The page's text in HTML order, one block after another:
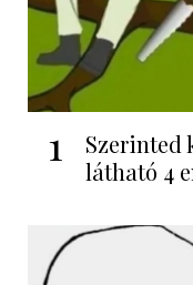
1
Szerinted
látható 4